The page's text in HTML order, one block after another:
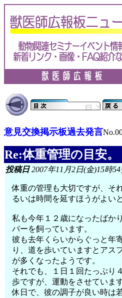
意見交換掲示板過去発言
Re:体重管理の目安。
投稿日2007年11月2日(金)15時
体重の管理も大切ですが、そ
るいは時間を延すほうがよい
私も今年１２歳になったばか
バーを飼っています。
彼も去年くらいからぐっと年
り、道を歩いていますとアス
が多くなったようです。
それでも、１日１回たっぷり
歩ですが、運動をさせています
休日で、彼の調子が良い時は